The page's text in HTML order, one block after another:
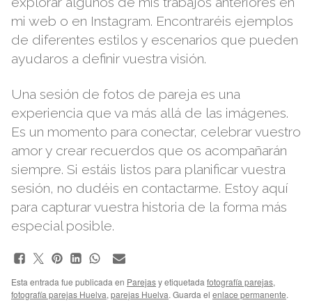
mi web o en Instagram. Encontraréis ejemplos
de diferentes estilos y escenarios que pueden
ayudaros a definir vuestra visión.
Una sesión de fotos de pareja es una
experiencia que va más allá de las imágenes.
Es un momento para conectar, celebrar vuestro
amor y crear recuerdos que os acompañarán
siempre. Si estáis listos para planificar vuestra
sesión, no dudéis en contactarme. Estoy aquí
para capturar vuestra historia de la forma más
especial posible.
Esta entrada fue publicada en Parejasy etiquetada fotografía parejas,
fotografía parejas Huelva, parejas Huelva. Guarda el enlace permanente.